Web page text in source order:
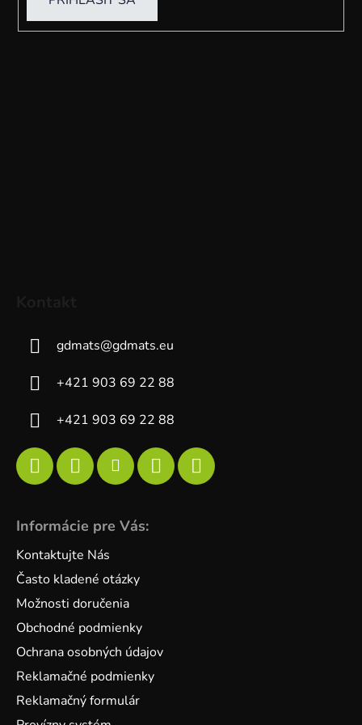
gdmats@gdmats.eu
+421 903 69 22 88
+421 903 69 22 88
Informácie pre Vás:
Kontaktujte Nás
Často kladené otázky
Možnosti doručenia
Obchodné podmienky
Ochrana osobných údajov
Reklamačné podmienky
Reklamačný formulár